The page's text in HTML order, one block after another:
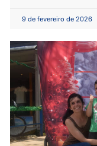
9 de fevereiro de 2026